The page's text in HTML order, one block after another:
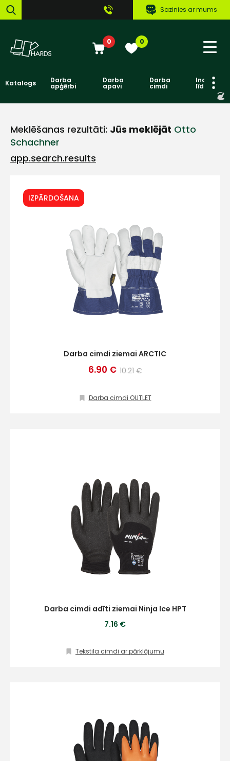
Sazinies ar mums
0 0
Katalogs Darba
apģērbi
Darba
apavi
Darba
cimdi līdzekļi
Meklēšanas rezultāti: Jūs meklējāt Otto
Schachner
app.search.results
IZPĀRDOŠANA
Darba cimdi ziemai ARCTIC
6.90 € 10.21 €
Darba cimdi OUTLET
Darba cimdi adīti ziemai Ninja Ice HPT
7.16 €
Tekstila cimdi ar pārklājumu